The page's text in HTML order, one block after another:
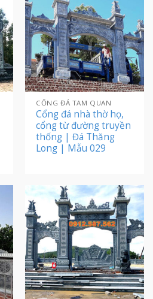
CỔNG ĐÁ TAM QUAN
Cổng đá nhà thờ họ,
cổng từ đường truyền
thống | Đá Thăng
Long | Mẫu 029